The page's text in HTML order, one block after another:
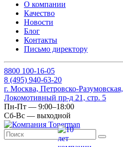
О компании
Качество
Новости
Блог
Контакты
Письмо директору
8800 100-16-05
8 (495) 940-63-20
г. Москва, Петровско-Разумовская,
Локомотивный пр-д 21, стр. 5
Пн-Пт — 9:00–18:00
Сб-Вс — выходной